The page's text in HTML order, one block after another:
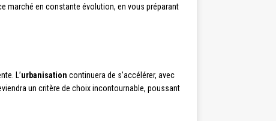
marché en constante évolution, en vous préparant
L’urbanisation continuera de s’accélérer, avec
un critère de choix incontournable, poussant